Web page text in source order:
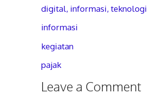
digital, informasi, teknologi
informasi
kegiatan
pajak
Leave a Comment